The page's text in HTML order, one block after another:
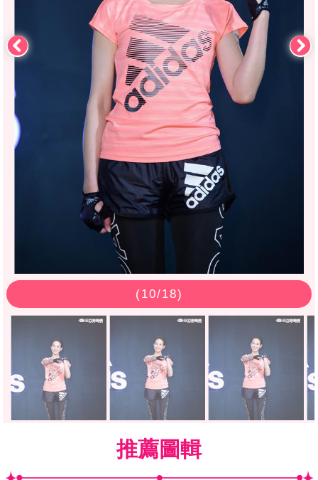
(10/18)
推薦圖輯